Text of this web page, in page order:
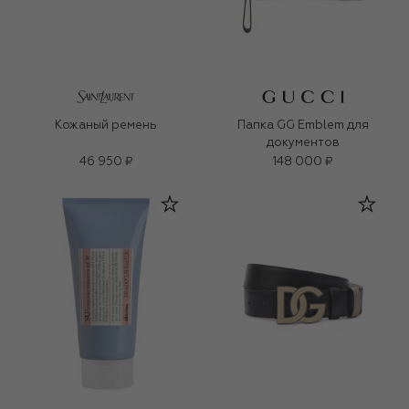
Кожаный ремень
46 950 ₽
Папка GG Emblem для
документов
148 000 ₽